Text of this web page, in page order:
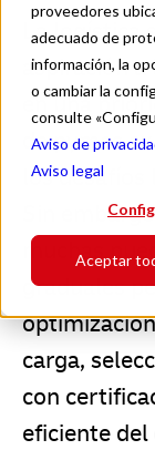
proveedores
adecuado de
información, la
o cambiar la
consulte
Aviso de
Aviso legal
Aceptar
La logística
aspiración
en una
de pymes
los
Sin
muchas
graduales
carga,
con
eficiente